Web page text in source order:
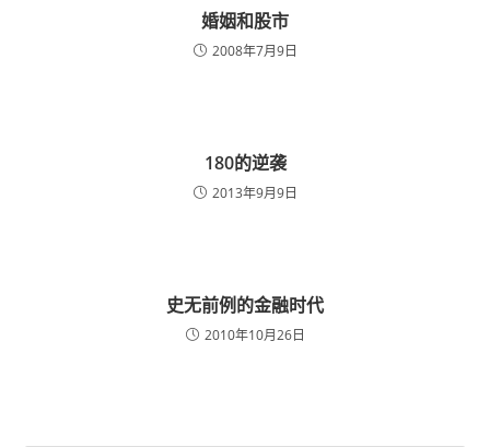
婚姻和股市
2008年7月9日
180的逆袭
2013年9月9日
史无前例的金融时代
2010年10月26日